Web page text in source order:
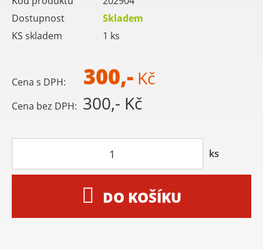
Dostupnost
Skladem
KS skladem
1 ks
Cena s DPH: 300,- Kč
Cena bez DPH: 300,- Kč
ks
DO KOŠÍKU